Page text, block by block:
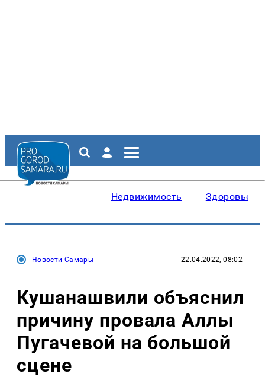
Недвижимость Здоровье
Новости Самары 22.04.2022, 08:02
Кушанашвили объяснил
причину провала Аллы
Пугачевой на большой
сцене